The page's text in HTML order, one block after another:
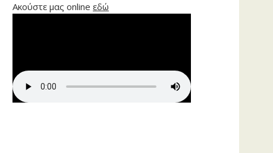
Ακούστε μας online εδώ